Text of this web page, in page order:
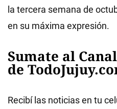
la tercera semana de
en su máxima expresión.
Sumate al
de
Recibí las noticias en tu